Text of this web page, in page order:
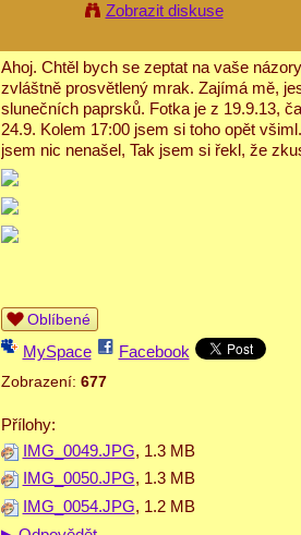
Zobrazit diskuse
Ahoj. Chtěl bych se zeptat na vaše
zvláštně prosvětlený mrak. Zajímá mě,
slunečních paprsků. Fotka je z 19.9.13,
24.9. Kolem 17:00 jsem si toho opět
jsem nic nenašel, Tak jsem si řekl, že
Oblíbené
MySpace Facebook
Zobrazení: 677
Přílohy:
IMG_0049.JPG, 1.3 MB
IMG_0050.JPG, 1.3 MB
IMG_0054.JPG, 1.2 MB